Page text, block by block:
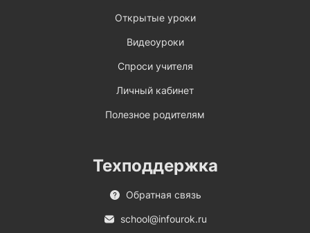
Открытые уроки
Видеоуроки
Спроси учителя
Личный кабинет
Полезное родителям
Техподдержка
Обратная связь
school@infourok.ru